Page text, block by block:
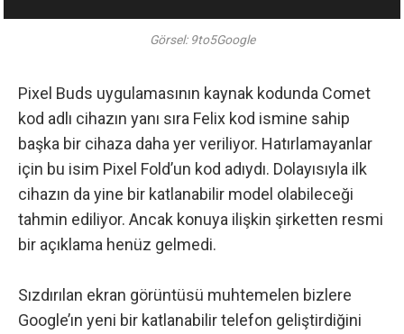
Görsel: 9to5Google
Pixel Buds uygulamasının kaynak kodunda Comet
kod adlı cihazın yanı sıra Felix kod ismine sahip
başka bir cihaza daha yer veriliyor. Hatırlamayanlar
için bu isim Pixel Fold’un kod adıydı. Dolayısıyla ilk
cihazın da yine bir katlanabilir model olabileceği
tahmin ediliyor. Ancak konuya ilişkin şirketten resmi
bir açıklama henüz gelmedi.
Sızdırılan ekran görüntüsü muhtemelen bizlere
Google’ın yeni bir katlanabilir telefon geliştirdiğini